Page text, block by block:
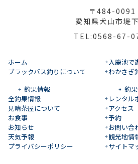
〒484-0091
愛知県犬山市堤
TEL:0568-67-
ホーム
入鹿池で
ブラックバス釣りについて
釣果情報
わかさぎ
釣
全釣果情報
レンタル
見晴茶屋について
アクセス
お食事
予約
お知らせ
お問い合
天気予報
観光地情
プライバシーポリシー
サイトマ